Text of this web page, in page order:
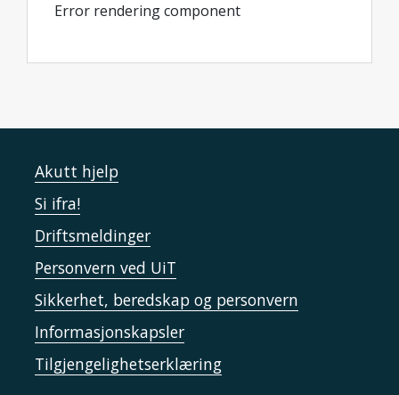
Error rendering component
Akutt hjelp
Si ifra!
Driftsmeldinger
Personvern ved UiT
Sikkerhet, beredskap og personvern
Informasjonskapsler
Tilgjengelighetserklæring